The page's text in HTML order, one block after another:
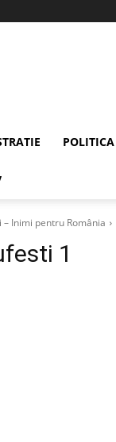
POLITICA
– Inimi pentru România
1